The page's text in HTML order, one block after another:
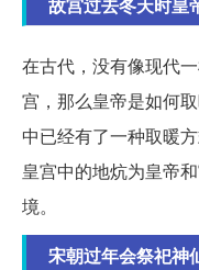
故宫过去冬天时皇
在古代，没有像现代
宫，那么皇帝是如何
中已经有了一种取暖
皇宫中的地炕为皇帝
境。
宋朝过年会祭祀神